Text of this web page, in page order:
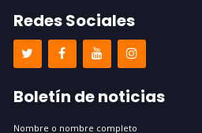
Redes Sociales
Boletín de noticias
Nombre o nombre completo